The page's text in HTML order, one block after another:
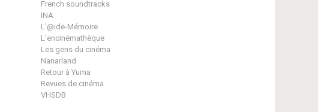
French soundtracks
INA
L'@ide-Mémoire
L'encinémathèque
Les gens du cinéma
Nanarland
Retour à Yuma
Revues de cinéma
VHSDB